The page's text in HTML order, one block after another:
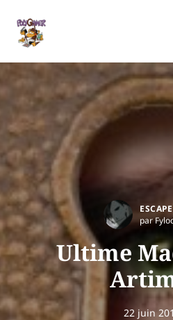
par
Ultime
22 juin